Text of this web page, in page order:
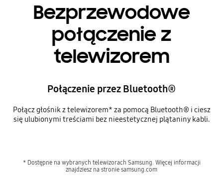
Bezprzewodowe
połączenie z
telewizorem
Połączenie przez Bluetooth®
Połącz głośnik z telewizorem* za pomocą Bluetooth® i ciesz
się ulubionymi treściami bez nieestetycznej plątaniny kabli.
* Dostępne na wybranych telewizorach Samsung. Więcej informacji
znajdziesz na stronie samsung.com